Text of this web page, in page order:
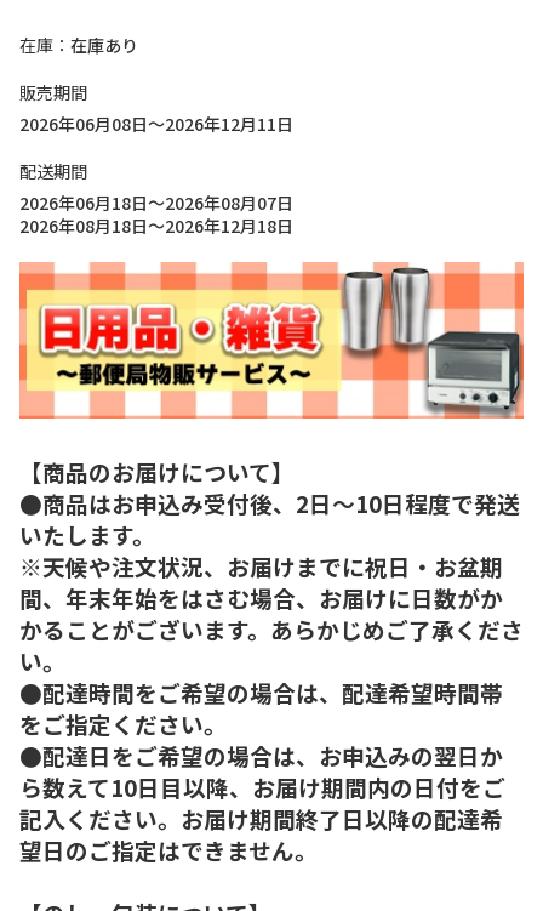
在庫
在庫あり
販売期間
2026年06月08日～2026年12月11日
配送期間
2026年06月18日～2026年08月07日
2026年08月18日～2026年12月18日
【商品のお届けについて】
●商品はお申込み受付後、2日～10日程度で発送
いたします。
※天候や注文状況、お届けまでに祝日・お盆期
間、年末年始をはさむ場合、お届けに日数がか
かることがございます。あらかじめご了承くださ
い。
●配達時間をご希望の場合は、配達希望時間帯
をご指定ください。
●配達日をご希望の場合は、お申込みの翌日か
ら数えて10日目以降、お届け期間内の日付をご
記入ください。お届け期間終了日以降の配達希
望日のご指定はできません。